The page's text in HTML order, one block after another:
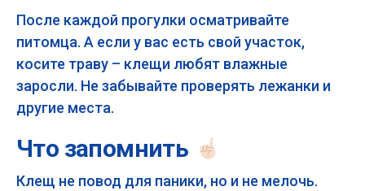
После каждой прогулки осматривайте
питомца. А если у вас есть свой участок,
косите траву – клещи любят влажные
заросли. Не забывайте проверять лежанки и
другие места.
Что запомнить
Клещ не повод для паники, но и не мелочь.